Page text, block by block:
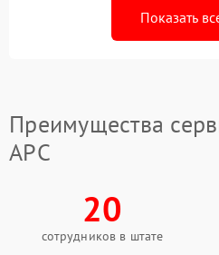
Показать
Преимущества
APC
20
сотрудников в штате